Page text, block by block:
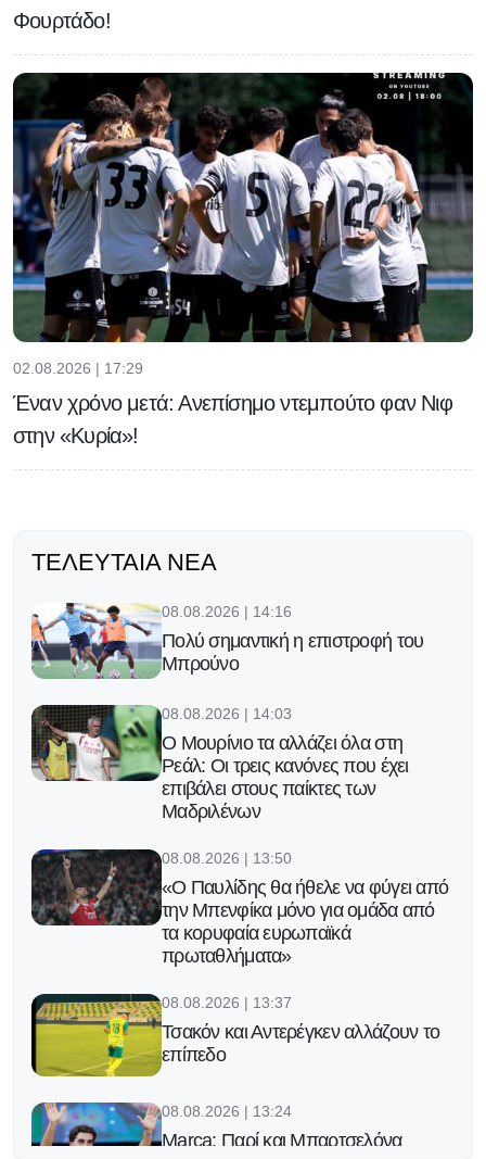
Φουρτάδο!
02.08.2026 | 17:29
Έναν χρόνο μετά: Ανεπίσημο ντεμπούτο φαν Νιφ
στην «Κυρία»!
ΤΕΛΕΥΤΑΊΑ ΝΈΑ
08.08.2026 | 14:16
Πολύ σημαντική η επιστροφή του
Μπρούνο
08.08.2026 | 14:03
Ο Μουρίνιο τα αλλάζει όλα στη
Ρεάλ: Οι τρεις κανόνες που έχει
επιβάλει στους παίκτες των
Μαδριλένων
08.08.2026 | 13:50
«Ο Παυλίδης θα ήθελε να φύγει από
την Μπενφίκα μόνο για ομάδα από
τα κορυφαία ευρωπαϊκά
πρωταθλήματα»
08.08.2026 | 13:37
Τσακόν και Αντερέγκεν αλλάζουν το
επίπεδο
08.08.2026 | 13:24
Marca: Παρί και Μπαρτσελόνα